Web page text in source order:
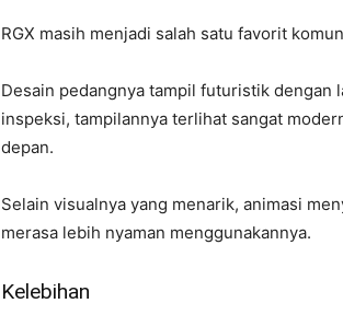
RGX masih menjadi salah satu favorit
Desain pedangnya tampil futuristik dengan
inspeksi, tampilannya terlihat sangat
depan.
Selain visualnya yang menarik, animasi
merasa lebih nyaman menggunakannya.
Kelebihan